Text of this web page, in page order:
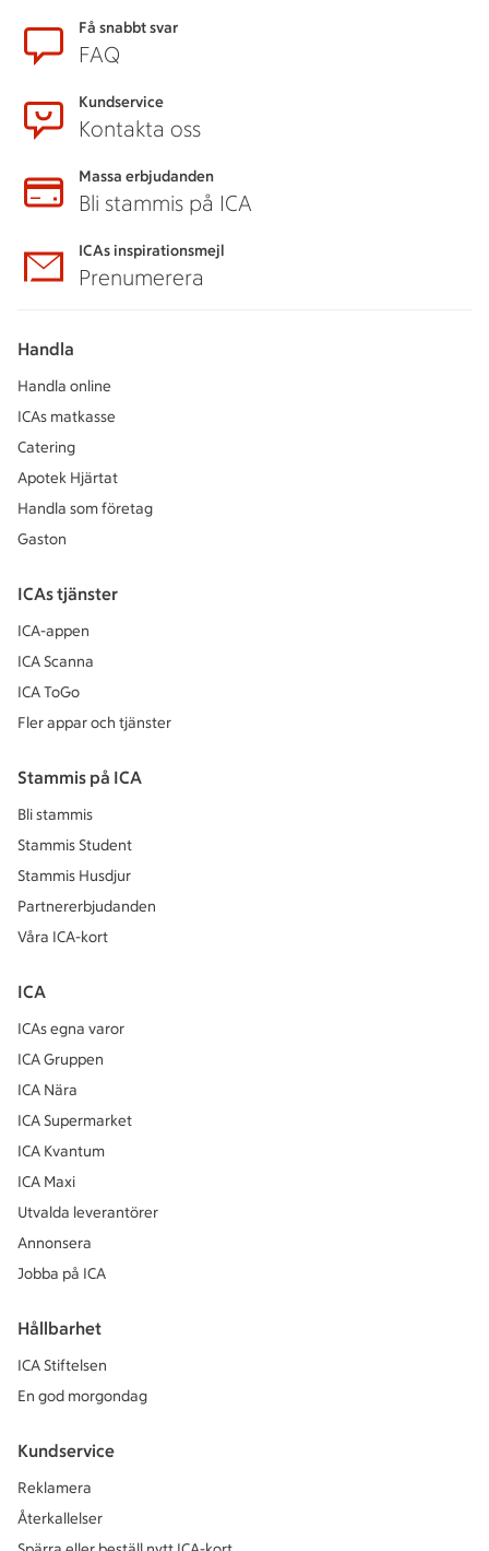
SidfotFå snabbt svar
FAQ
Kundservice
Kontakta oss
Massa erbjudanden
Bli stammis på ICA
ICAs inspirationsmejl
Prenumerera
Handla
Handla online
ICAs matkasse
Catering
Apotek Hjärtat
Handla som företag
Gaston
ICAs tjänster
ICA-appen
ICA Scanna
ICA ToGo
Fler appar och tjänster
Stammis på ICA
Bli stammis
Stammis Student
Stammis Husdjur
Partnererbjudanden
Våra ICA-kort
ICA
ICAs egna varor
ICA Gruppen
ICA Nära
ICA Supermarket
ICA Kvantum
ICA Maxi
Utvalda leverantörer
Annonsera
Jobba på ICA
Hållbarhet
ICA Stiftelsen
En god morgondag
Kundservice
Reklamera
Återkallelser